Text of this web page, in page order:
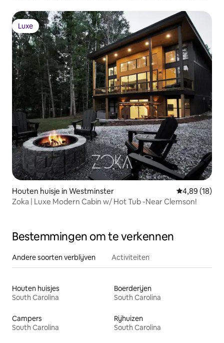
Luxe
Luxe
Houten huisje in Westminster Gemiddelde
4,89 (18)
Zoka | Luxe Modern Cabin w/ Hot Tub -Near Clemson!
Bestemmingen om te verkennen
Andere soorten verblijven Activiteiten
Houten huisjes
South Carolina
Boerderijen
South Carolina
Campers
South Carolina
Rijhuizen
South Carolina